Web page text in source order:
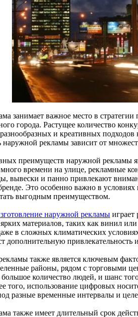
занимает важное место в
города. Растущее количество
и креативных
рекламы зависит от
преимуществ наружной рекламы
времени на улице, рекламные
вывески и панно привлекают
Это особенно важно в
выгодным преимуществом.
наружной рекламы
материалов, таких как винил или
в сложных климатических
дополнительную привлекательность
также является ключевым
районы, рядом с торговыми
большое количество людей, и шанс
того, использование цифровых
разные временные интервалы и
также имеет длительный срок